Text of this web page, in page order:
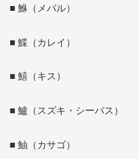
■ 鮴（メバル）
■ 鰈（カレイ）
■ 鱚（キス）
■ 鱸（スズキ・シーバス）
■ 鮋（カサゴ）